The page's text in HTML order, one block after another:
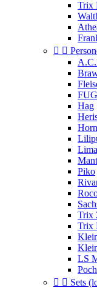
Trix
 
Hag
Piko
Trix
Trix
LS
  Sets